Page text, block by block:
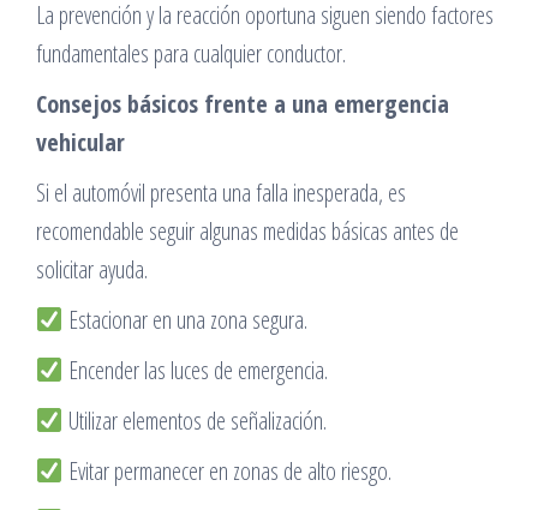
La prevención y la reacción oportuna siguen siendo factores
fundamentales para cualquier conductor.
Consejos básicos frente a una emergencia
vehicular
Si el automóvil presenta una falla inesperada, es
recomendable seguir algunas medidas básicas antes de
solicitar ayuda.
Estacionar en una zona segura.
Encender las luces de emergencia.
Utilizar elementos de señalización.
Evitar permanecer en zonas de alto riesgo.